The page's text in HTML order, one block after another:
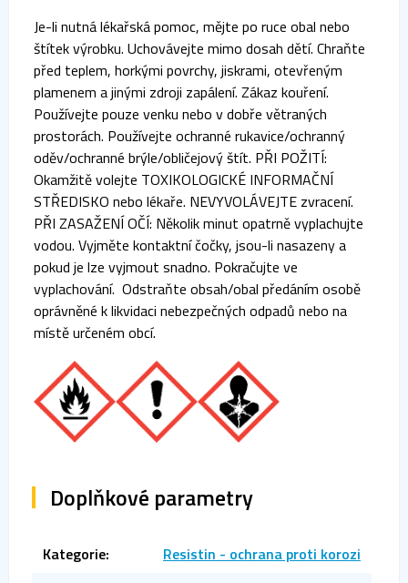
Je-li nutná lékařská pomoc, mějte po ruce obal nebo
štítek výrobku. Uchovávejte mimo dosah dětí. Chraňte
před teplem, horkými povrchy, jiskrami, otevřeným
plamenem a jinými zdroji zapálení. Zákaz kouření.
Používejte pouze venku nebo v dobře větraných
prostorách. Používejte ochranné rukavice/ochranný
oděv/ochranné brýle/obličejový štít. PŘI POŽITÍ:
Okamžitě volejte TOXIKOLOGICKÉ INFORMAČNÍ
STŘEDISKO nebo lékaře. NEVYVOLÁVEJTE zvracení.
PŘI ZASAŽENÍ OČÍ: Několik minut opatrně vyplachujte
vodou. Vyjměte kontaktní čočky, jsou-li nasazeny a
pokud je lze vyjmout snadno. Pokračujte ve
vyplachování. Odstraňte obsah/obal předáním osobě
oprávněné k likvidaci nebezpečných odpadů nebo na
místě určeném obcí.
Doplňkové parametry
Kategorie:
Resistin - ochrana proti korozi